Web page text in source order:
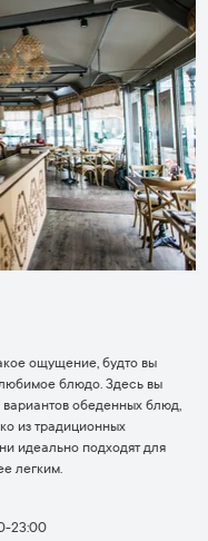
ощущение, будто вы
блюдо. Здесь вы
обеденных блюд,
из традиционных
идеально подходят для
легким.
23:00